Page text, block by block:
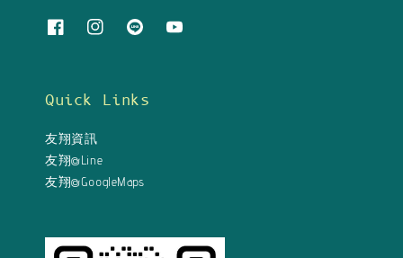
Quick Links
友翔資訊
友翔@Line
友翔@GoogleMaps